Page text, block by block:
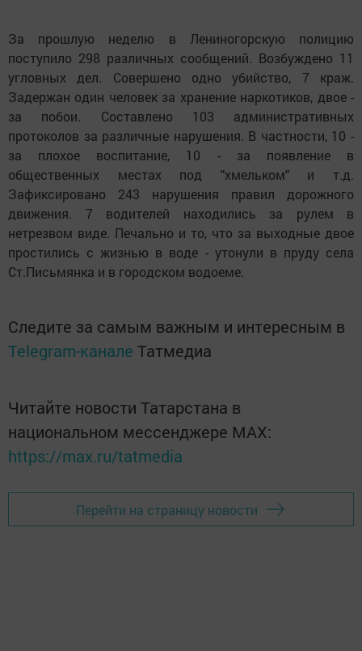
За прошлую неделю в Лениногорскую полицию
поступило 298 различных сообщений. Возбуждено 11
угловных дел. Совершено одно убийство, 7 краж.
Задержан один человек за хранение наркотиков, двое -
за побои. Составлено 103 административных
протоколов за различные нарушения. В частности, 10 -
за плохое воспитание, 10 - за появление в
общественных местах под "хмельком" и т.д.
Зафиксировано 243 нарушения правил дорожного
движения. 7 водителей находились за рулем в
нетрезвом виде. Печально и то, что за выходные двое
простились с жизнью в воде - утонули в пруду села
Ст.Письмянка и в городском водоеме.
Следите за самым важным и интересным в
Telegram-канале Татмедиа
Читайте новости Татарстана в
национальном мессенджере MАХ:
https://max.ru/tatmedia
Перейти на страницу новости